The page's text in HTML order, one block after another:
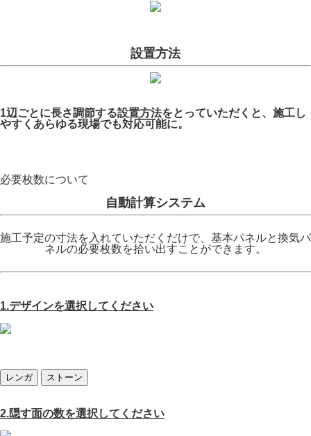
設置方法
1辺ごとに長さ調節する設置方法をとっていただくと、施工し
やすくあらゆる現場でも対応可能に。
必要枚数について
自動計算システム
施工予定の寸法を入れていただくだけで、基本パネルと換気パ
ネルの必要枚数を拾い出すことができます。
1.デザインを選択してください
レンガ ストーン
2.隠す面の数を選択してください